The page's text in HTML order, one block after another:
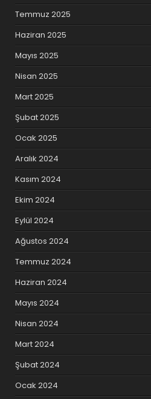
Temmuz 2025
Haziran 2025
Mayıs 2025
Nisan 2025
Mart 2025
Şubat 2025
Ocak 2025
Aralık 2024
Kasım 2024
Ekim 2024
Eylül 2024
Ağustos 2024
Temmuz 2024
Haziran 2024
Mayıs 2024
Nisan 2024
Mart 2024
Şubat 2024
Ocak 2024